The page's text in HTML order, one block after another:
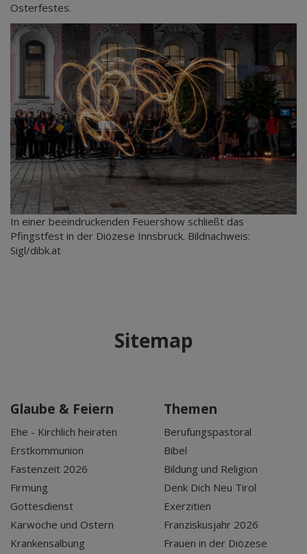
Osterfestes.
In einer beeindruckenden Feuershow schließt das
Pfingstfest in der Diözese Innsbruck. Bildnachweis:
Sigl/dibk.at
Sitemap
Glaube & Feiern
Ehe - Kirchlich heiraten
Erstkommunion
Fastenzeit 2026
Firmung
Gottesdienst
Karwoche und Ostern
Krankensalbung
Themen
Berufungspastoral
Bibel
Bildung und Religion
Denk Dich Neu Tirol
Exerzitien
Franziskusjahr 2026
Frauen in der Diözese